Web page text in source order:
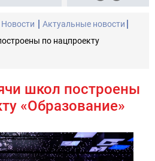
Новости
Актуальные новости
по нацпроекту
школ построены
«Образование»